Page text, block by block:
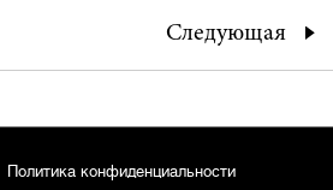
Следующая
Политика конфиденциальности